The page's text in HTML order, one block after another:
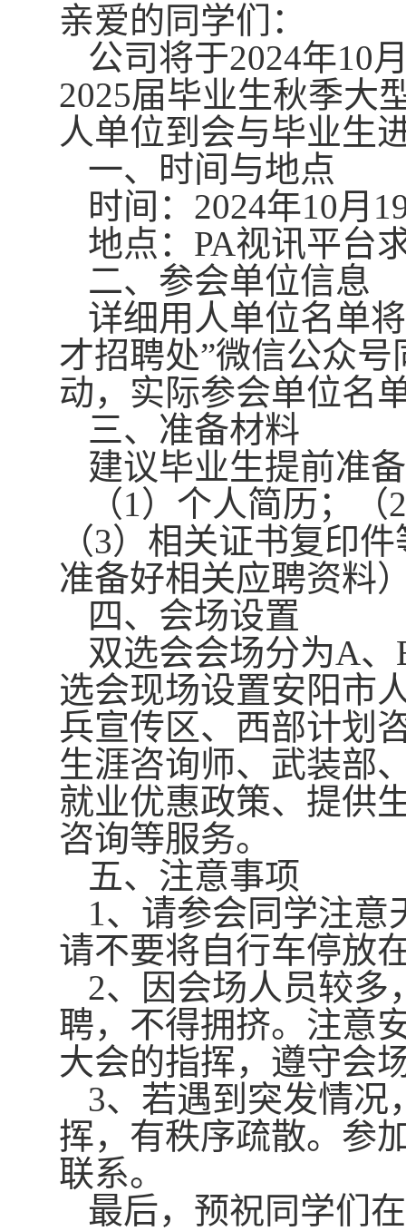
亲爱的同学们：
公司将于2024年10
2025届毕业生秋季大
人单位到会与毕业生
一、时间与地点
时间： 2024年10月
地点： PA视讯平台
二、参会单位信息
详细用人单位名单将
才招聘处”微信公众号
动，实际参会单位名
三、准备材料
建议毕业生提前准
（1）个人简历；（
（3）相关证书复印件
准备好相关应聘资料
四、 会场设置
双选会会场分为A、
选会现场设置安阳市
兵宣传区、 西部计划
生涯咨询师、 武装部
就业优惠政策、 提供
咨询等服务。
五、注意事项
1、请参会同学注意
请不要将自行车停放
2、因会场人员较多
聘，不得拥挤。注意
大会的指挥，遵守会
3、若遇到突发情况
挥，有秩序疏散。参
联系。
最后， 预祝同学们